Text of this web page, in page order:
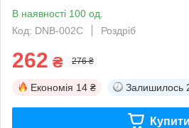
В наявності 100 од.
Код: DNB-002С
Роздріб
262 ₴ 276 ₴
Економія 14 ₴ Залишилось
Купити